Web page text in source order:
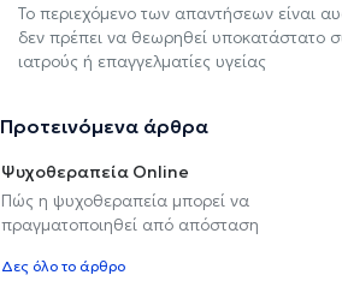
Το περιεχόμενο των απαντήσεων είναι
δεν πρέπει να θεωρηθεί υποκατάστατο
ιατρούς ή επαγγελματίες υγείας
Προτεινόμενα άρθρα
Ψυχοθεραπεία Online
Πώς η ψυχοθεραπεία μπορεί να
πραγματοποιηθεί από απόσταση
Δες όλο το άρθρο